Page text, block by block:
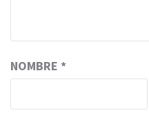
NOMBRE *